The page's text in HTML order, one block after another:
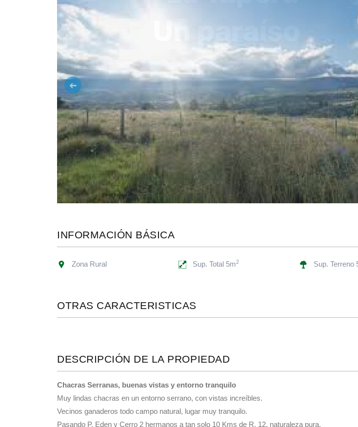
Anterior
INFORMACIÓN BÁSICA